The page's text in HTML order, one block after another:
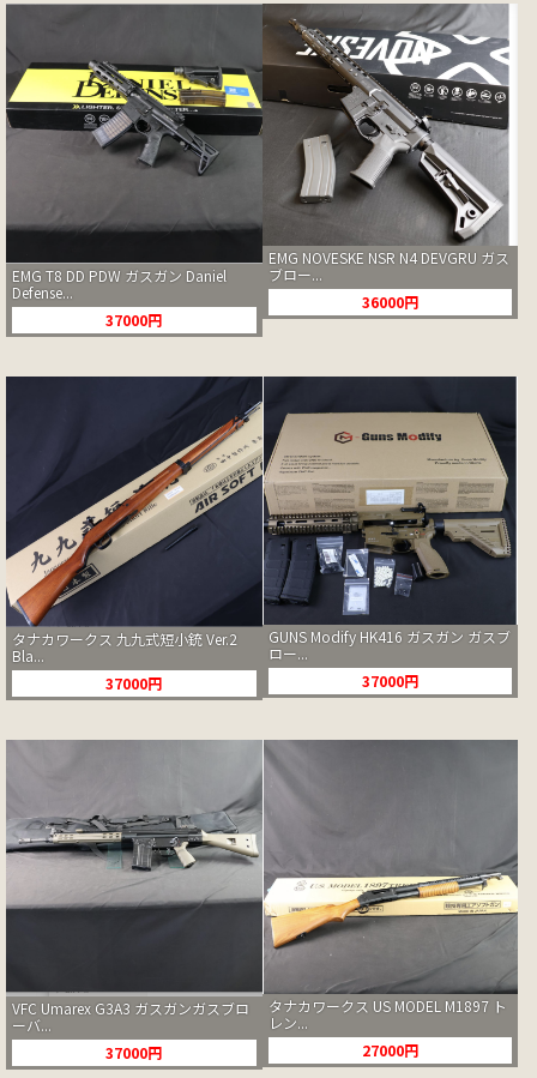
EMG T8 DD PDW ガスガン Daniel
Defense...
37000円
EMG NOVESKE NSR N4 DEVGRU ガス
ブロー...
36000円
タナカワークス 九九式短小銃 Ver.2
Bla...
37000円
GUNS Modify HK416 ガスガン ガスブ
ロー...
37000円
VFC Umarex G3A3 ガスガンガスブロ
ーバ...
37000円
タナカワークス US MODEL M1897 ト
レン...
27000円